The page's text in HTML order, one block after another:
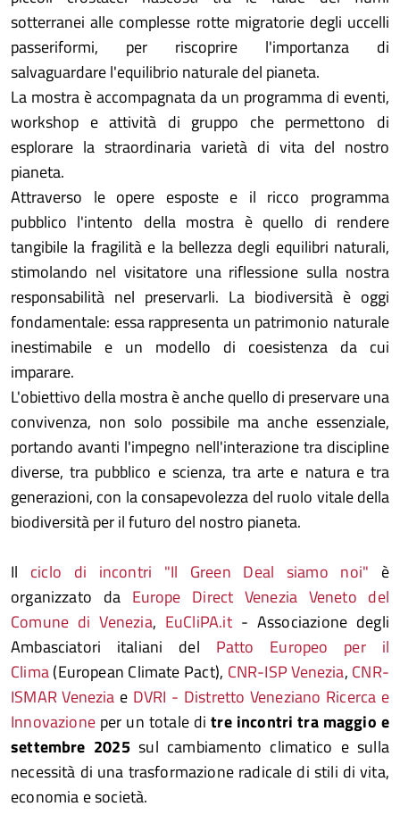
sotterranei alle complesse rotte migratorie degli uccelli
passeriformi, per riscoprire l'importanza di
salvaguardare l'equilibrio naturale del pianeta.
La mostra è accompagnata da un programma di eventi,
workshop e attività di gruppo che permettono di
esplorare la straordinaria varietà di vita del nostro
pianeta.
Attraverso le opere esposte e il ricco programma
pubblico l'intento della mostra è quello di rendere
tangibile la fragilità e la bellezza degli equilibri naturali,
stimolando nel visitatore una riflessione sulla nostra
responsabilità nel preservarli. La biodiversità è oggi
fondamentale: essa rappresenta un patrimonio naturale
inestimabile e un modello di coesistenza da cui
imparare.
L'obiettivo della mostra è anche quello di preservare una
convivenza, non solo possibile ma anche essenziale,
portando avanti l'impegno nell'interazione tra discipline
diverse, tra pubblico e scienza, tra arte e natura e tra
generazioni, con la consapevolezza del ruolo vitale della
biodiversità per il futuro del nostro pianeta.
Il ciclo di incontri "Il Green Deal siamo noi" è
organizzato da Europe Direct Venezia Veneto del
Comune di Venezia, EuCliPA.it- Associazione degli
Ambasciatori italiani del Patto Europeo per il
Clima(European Climate Pact), CNR-ISP Venezia, CNR-
ISMAR Venezia e DVRI - Distretto Veneziano Ricerca e
Innovazioneper un totale ditre incontri tra maggio e
settembre 2025sul cambiamento climatico e sulla
necessità di una trasformazione radicale di stili di vita,
economia e società.